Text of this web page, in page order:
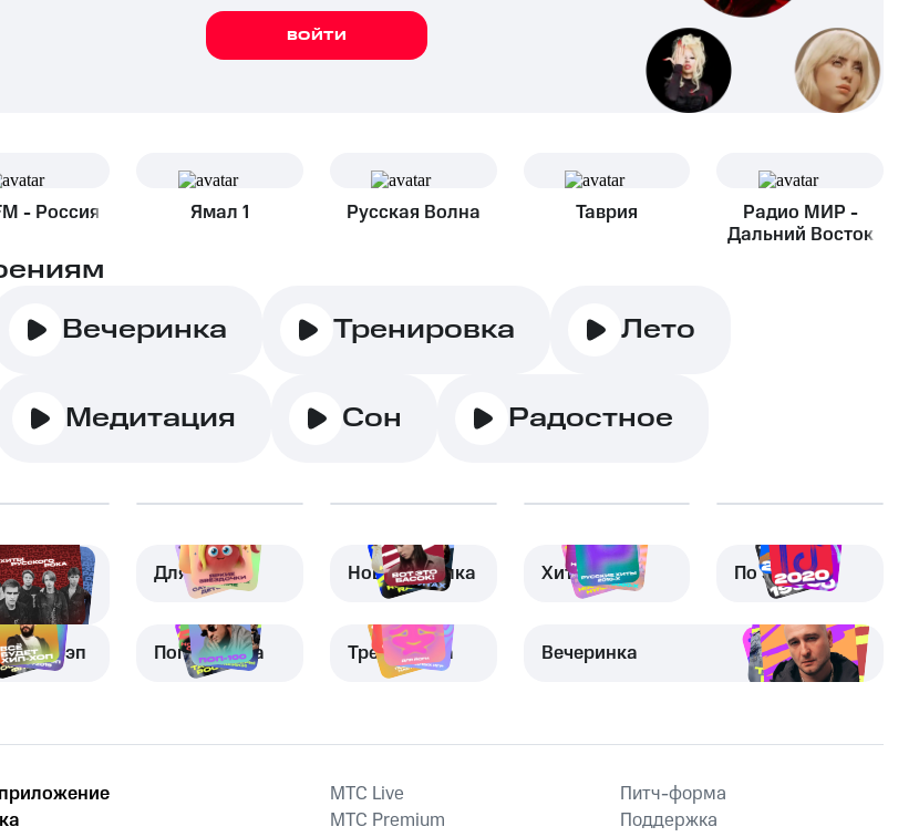
ВОЙТИ
- Россия Ямал 1 Русская Волна Таврия
Радио МИР -
Дальний Восток
Вечеринка Тренировка Лето
Медитация Сон
Радостное
Для детей Новая музыка Хиты По эпохам
и рэп Поп-музыка Тренировка Вечеринка
MTС Live
MTС Premium
Питч-форма
Поддержка